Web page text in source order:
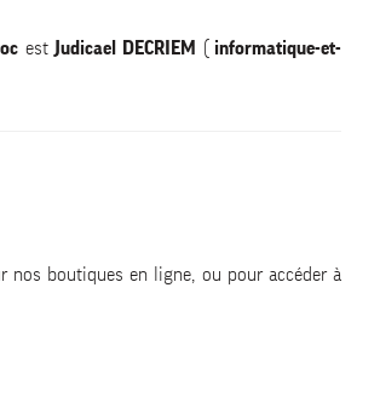
est Judicael DECRIEM ( informatique-et-
nos boutiques en ligne, ou pour accéder à